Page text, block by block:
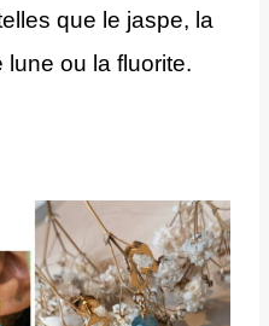
que le jaspe, la
lune ou la fluorite.